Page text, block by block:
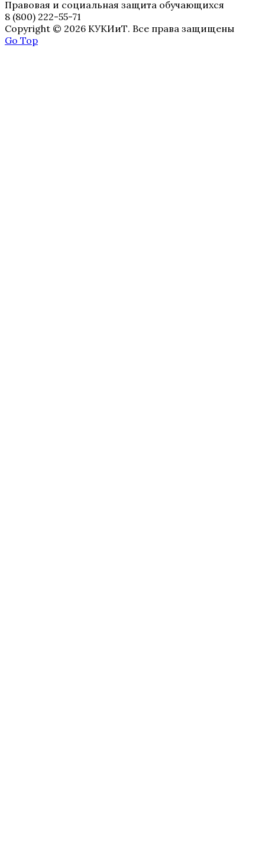
Правовая и социальная защита обучающихся
8 (800) 222-55-71
Copyright © 2026 КУКИиТ. Все права защищены
Go Top